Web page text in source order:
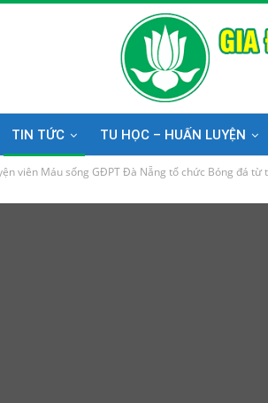
TIN TỨC TU HỌC – HUẤN LUYỆN
viên Máu sống GĐPT Đà Nẵng tổ chức Bóng đá từ